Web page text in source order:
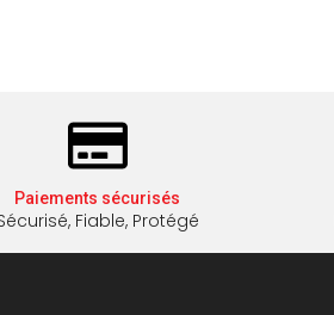
Paiements sécurisés
Fiable, Protégé